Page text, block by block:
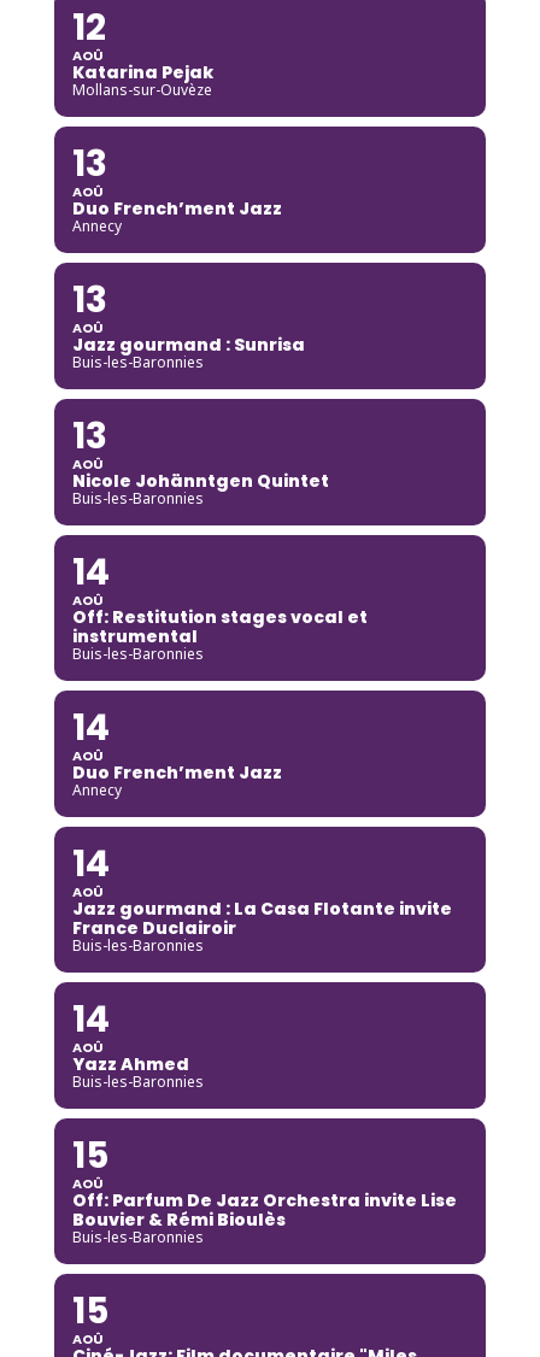
12
AOÛ
Katarina Pejak
Mollans-sur-Ouvèze
13
AOÛ
Duo French’ment Jazz
Annecy
13
AOÛ
Jazz gourmand : Sunrisa
Buis-les-Baronnies
13
AOÛ
Nicole Johänntgen Quintet
Buis-les-Baronnies
14
AOÛ
Off: Restitution stages vocal et
instrumental
Buis-les-Baronnies
14
AOÛ
Duo French’ment Jazz
Annecy
14
AOÛ
Jazz gourmand : La Casa Flotante invite
France Duclairoir
Buis-les-Baronnies
14
AOÛ
Yazz Ahmed
Buis-les-Baronnies
15
AOÛ
Off: Parfum De Jazz Orchestra invite Lise
Bouvier & Rémi Bioulès
Buis-les-Baronnies
15
AOÛ